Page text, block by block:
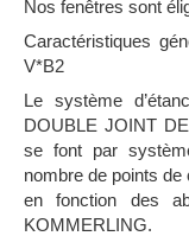
Nos fenêtres sont
Caractéristiques
V*B2
Le système
DOUBLE JOINT
se font par
nombre de points
en fonction des
KOMMERLING.